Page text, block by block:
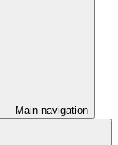
Main navigation